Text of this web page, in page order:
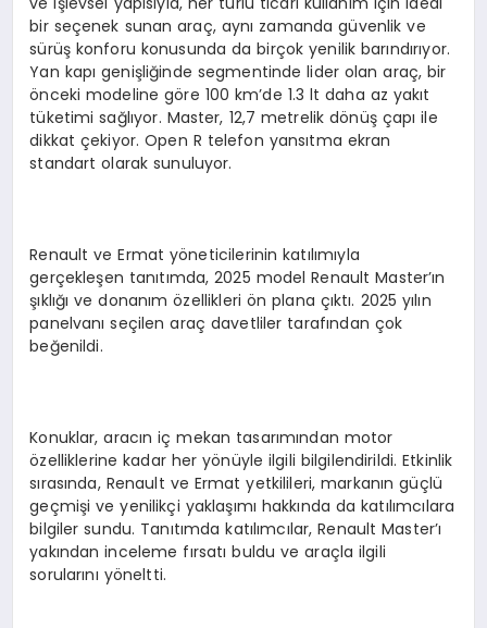
bir seçenek sunan araç, aynı zamanda güvenlik ve
sürüş konforu konusunda da birçok yenilik barındırıyor.
Yan kapı genişliğinde segmentinde lider olan araç, bir
önceki modeline göre 100 km’de 1.3 lt daha az yakıt
tüketimi sağlıyor. Master, 12,7 metrelik dönüş çapı ile
dikkat çekiyor. Open R telefon yansıtma ekran
standart olarak sunuluyor.
Renault ve Ermat yöneticilerinin katılımıyla
gerçekleşen tanıtımda, 2025 model Renault Master’ın
şıklığı ve donanım özellikleri ön plana çıktı. 2025 yılın
panelvanı seçilen araç davetliler tarafından çok
beğenildi.
Konuklar, aracın iç mekan tasarımından motor
özelliklerine kadar her yönüyle ilgili bilgilendirildi. Etkinlik
sırasında, Renault ve Ermat yetkilileri, markanın güçlü
geçmişi ve yenilikçi yaklaşımı hakkında da katılımcılara
bilgiler sundu. Tanıtımda katılımcılar, Renault Master’ı
yakından inceleme fırsatı buldu ve araçla ilgili
sorularını yöneltti.